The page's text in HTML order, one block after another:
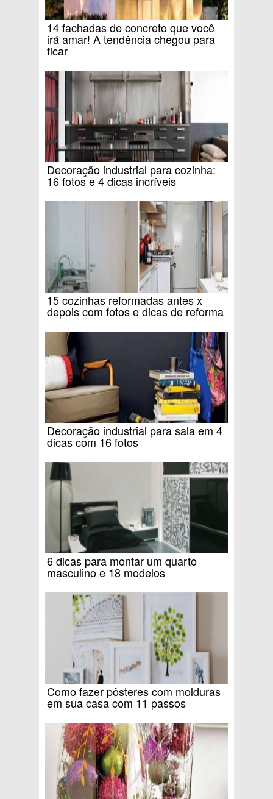
14 fachadas de concreto que você
irá amar! A tendência chegou para
ficar
Decoração industrial para cozinha:
16 fotos e 4 dicas incríveis
15 cozinhas reformadas antes x
depois com fotos e dicas de reforma
Decoração industrial para sala em 4
dicas com 16 fotos
6 dicas para montar um quarto
masculino e 18 modelos
Como fazer pôsteres com molduras
em sua casa com 11 passos